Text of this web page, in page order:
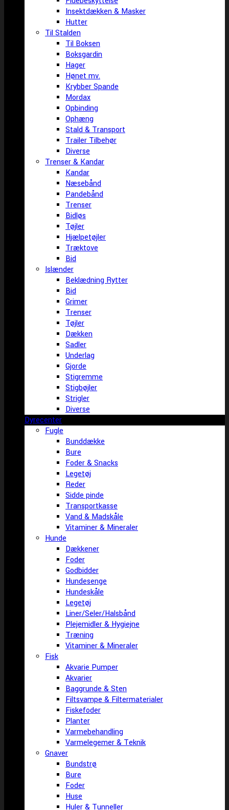
Insektdækken & Masker
Hutter
Til Stalden
Til Boksen
Boksgardin
Hager
Hønet mv.
Krybber Spande
Mordax
Opbinding
Ophæng
Stald & Transport
Trailer Tilbehør
Diverse
Trenser & Kandar
Kandar
Næsebånd
Pandebånd
Trenser
Bidløs
Tøjler
Hjælpetøjler
Træktove
Bid
Islænder
Beklædning Rytter
Bid
Grimer
Trenser
Tøjler
Dækken
Sadler
Underlag
Gjorde
Stigremme
Stigbøjler
Strigler
Diverse
Dyrecenter
Fugle
Bunddække
Bure
Foder & Snacks
Legetøj
Reder
Sidde pinde
Transportkasse
Vand & Madskåle
Vitaminer & Mineraler
Hunde
Dækkener
Foder
Godbidder
Hundesenge
Hundeskåle
Legetøj
Liner/Seler/Halsbånd
Plejemidler & Hygiejne
Træning
Vitaminer & Mineraler
Fisk
Akvarie Pumper
Akvarier
Baggrunde & Sten
Filtsvampe & Filtermaterialer
Fiskefoder
Planter
Varmebehandling
Varmelegemer & Teknik
Gnaver
Bundstrø
Bure
Foder
Huse
Huler & Tunneller